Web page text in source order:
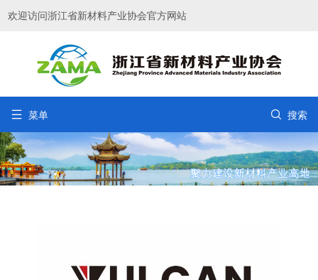
欢迎访问浙江省新材料产业协会官方网站
 菜单  搜索